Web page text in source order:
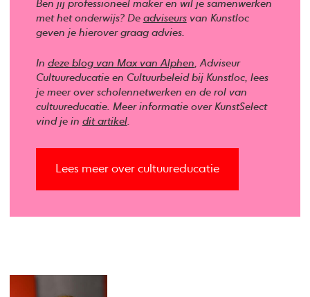
Ben jij professioneel maker en wil je samenwerken
met het onderwijs? De adviseursvan Kunstloc
geven je hierover graag advies.
In deze blog van Max van Alphen, Adviseur
Cultuureducatie en Cultuurbeleid bij Kunstloc, lees
je meer over scholennetwerken en de rol van
cultuureducatie. Meer informatie over KunstSelect
vind je in dit artikel.
Lees meer over cultuureducatie